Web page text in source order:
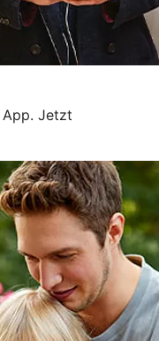
App. Jetzt